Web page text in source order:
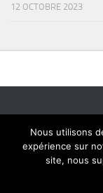
12 OCTOBRE 2023
Paroisses
Nous utilisons
expérience sur
site, nous